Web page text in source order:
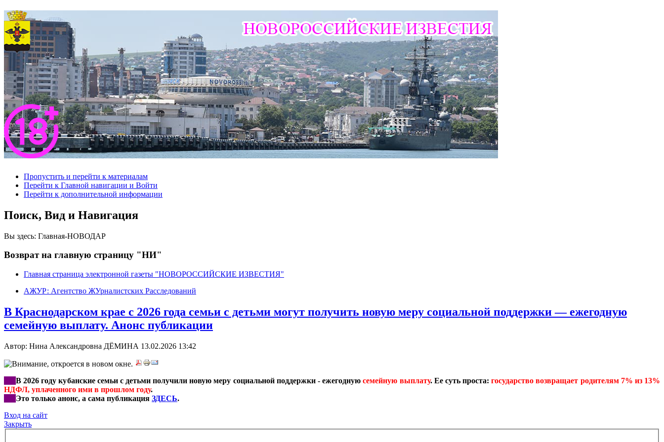
Пропустить и перейти к материалам
Перейти к Главной навигации и Войти
Перейти к дополнительной информации
Поиск, Вид и Навигация
Вы здесь: Главная-НОВОДАР
Возврат на главную страницу "НИ"
Главная страница электронной газеты "НОВОРОССИЙСКИЕ ИЗВЕСТИЯ"
АЖУР: Агентство ЖУрналистских Расследований
В Краснодарском крае с 2026 года семьи с детьми могут получить новую меру социальной поддержки — ежегодную
семейную выплату. Анонс публикации
Автор: Нина Александровна ДЁМИНА 13.02.2026 13:42
В 2026 году кубанские семьи с детьми получили новую меру социальной поддержки - ежегоднуюсемейную выплату. Ее суть проста: государство возвращает родителям 7% из 13%
НДФЛ, уплаченного ими в прошлом году.
Это только анонс, а сама публикация ЗДЕСЬ.
Вход на сайт
Закрыть